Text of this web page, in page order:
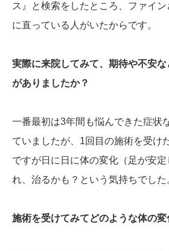
ス』と検索をしたところ、ファイ
に直っている人がいたからです。
実際に来院してみて、期待や不安
がありましたか？
一番最初は3年間も悩んできた症状
ていましたが、1回目の施術を受け
ですが日に日に体の変化（足が安
れ、治るかも？という気持ちでした
施術を受けてみてどのような体の